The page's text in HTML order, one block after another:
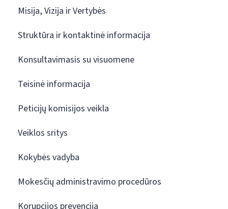
Misija, Vizija ir Vertybės
Struktūra ir kontaktinė informacija
Konsultavimasis su visuomene
Teisinė informacija
Peticijų komisijos veikla
Veiklos sritys
Kokybės vadyba
Mokesčių administravimo procedūros
Korupcijos prevencija